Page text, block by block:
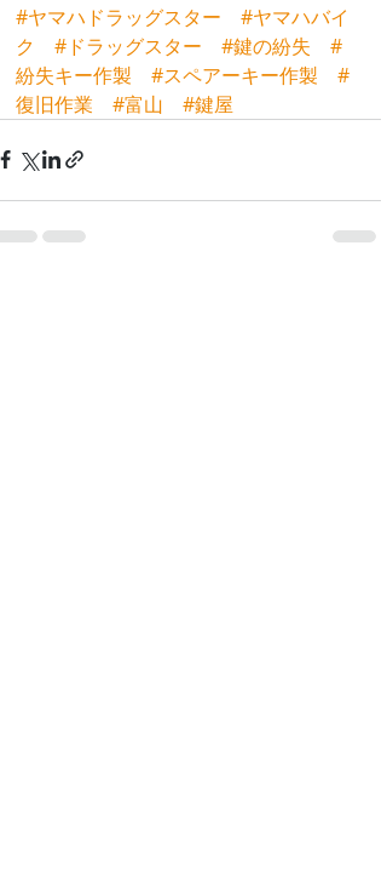
#ヤマハドラッグスター
#ヤマハバイ
ク
#ドラッグスター #鍵の紛失
#
紛失キー作製
#スペアーキー作製
#
復旧作業
#富山 #鍵屋